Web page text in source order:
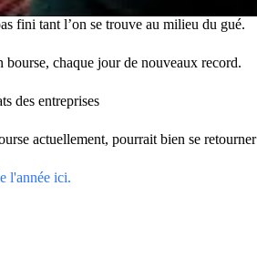
fini tant l’on se trouve au milieu du gué.
chaque jour de nouveaux record.
des entreprises
actuellement, pourrait bien se
l'année ici.